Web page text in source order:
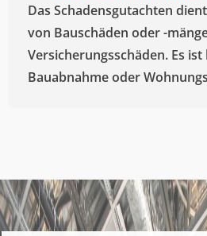
Das Schadensgutachten
von Bauschäden oder -
Versicherungsschäden. Es
Bauabnahme oder